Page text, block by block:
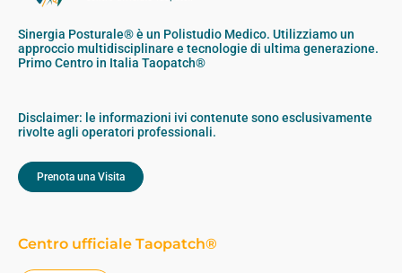
Sinergia Posturale® è un Polistudio Medico. Utilizziamo un
approccio multidisciplinare e tecnologie di ultima generazione.
Primo Centro in Italia Taopatch®
Disclaimer: le informazioni ivi contenute sono esclusivamente
rivolte agli operatori professionali.
Prenota una Visita
Centro ufficiale Taopatch®